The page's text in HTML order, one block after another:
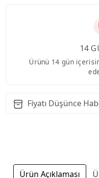
14
Ürünü 14 gün
Fiyatı Düşünce
Ürün Açıklaması